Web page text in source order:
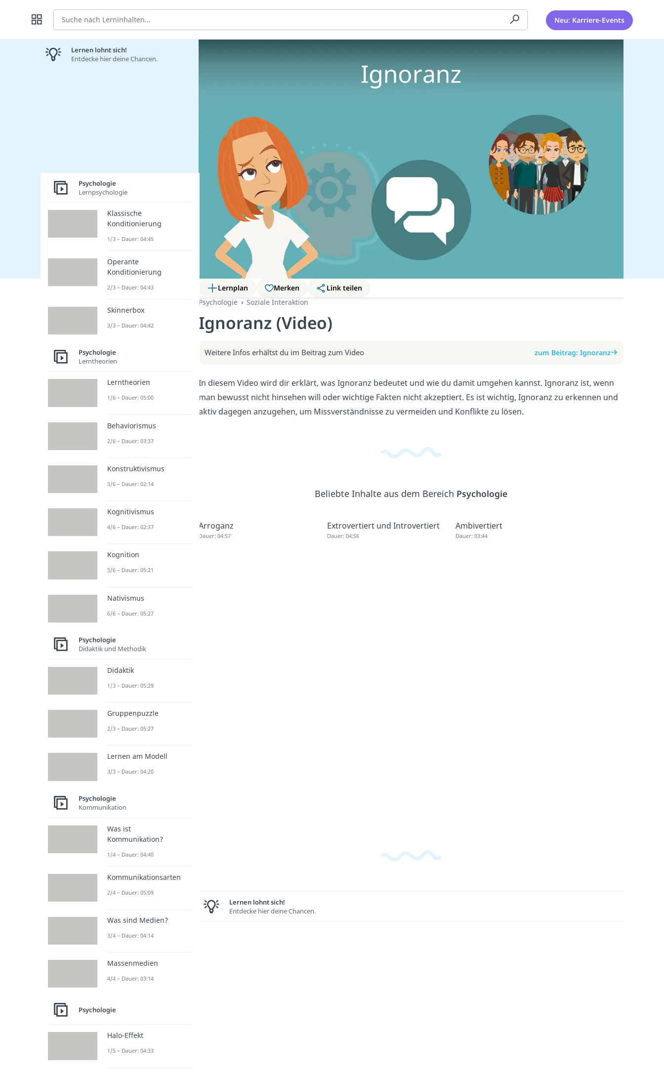
Suche Neu: Karriere-Events
Lernplan Merken
Link teilen
Psychologie
Soziale Interaktion
Ignoranz (Video)
Weitere Infos erhältst du im Beitrag zum Video zum Beitrag: Ignoranz
In diesem Video wird dir erklärt, was Ignoranz bedeutet und wie du damit umgehen kannst. Ignoranz ist, wenn
man bewusst nicht hinsehen will oder wichtige Fakten nicht akzeptiert. Es ist wichtig, Ignoranz zu erkennen und
aktiv dagegen anzugehen, um Missverständnisse zu vermeiden und Konflikte zu lösen.
Beliebte Inhalte aus dem Bereich Psychologie
Arroganz
Dauer: 04:57
Extrovertiert und Introvertiert
Dauer: 04:56
Ambivertiert
Dauer: 03:44
Lernen lohnt sich!
Entdecke hier deine Chancen.
Lernen lohnt sich!
Entdecke hier deine Chancen.
Psychologie
Lernpsychologie
Klassische
Konditionierung
1/3 – Dauer: 04:45
Operante
Konditionierung
2/3 – Dauer: 04:43
Skinnerbox
3/3 – Dauer: 04:42
Psychologie
Lerntheorien
Lerntheorien
1/6 – Dauer: 05:00
Behaviorismus
2/6 – Dauer: 03:37
Konstruktivismus
3/6 – Dauer: 02:14
Kognitivismus
4/6 – Dauer: 02:37
Kognition
5/6 – Dauer: 05:21
Nativismus
6/6 – Dauer: 05:27
Psychologie
Didaktik und Methodik
Didaktik
1/3 – Dauer: 05:29
Gruppenpuzzle
2/3 – Dauer: 05:27
Lernen am Modell
3/3 – Dauer: 04:20
Psychologie
Kommunikation
Was ist
Kommunikation?
1/4 – Dauer: 04:40
Kommunikationsarten
2/4 – Dauer: 05:09
Was sind Medien?
3/4 – Dauer: 04:14
Massenmedien
4/4 – Dauer: 03:14
Psychologie
Halo-Effekt
1/5 – Dauer: 04:33